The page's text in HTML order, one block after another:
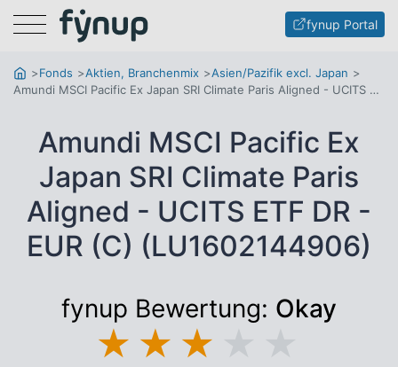
Menu fynup Portal
Fonds Aktien, Branchenmix
Asien/Pazifik excl. Japan
Amundi MSCI Pacific Ex Japan SRI Climate Paris Aligned - UCITS ETF DR - EUR (C)
Amundi MSCI Pacific Ex
Japan SRI Climate Paris
Aligned - UCITS ETF DR -
EUR (C) (LU1602144906)
fynup Bewertung: Okay
★ ★ ★